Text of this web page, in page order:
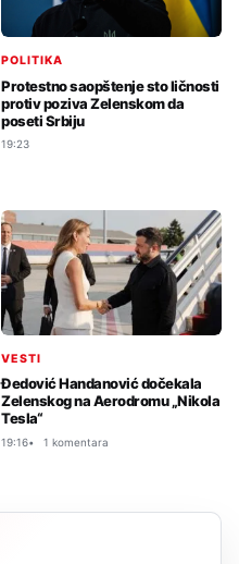
POLITIKA
Protestno saopštenje sto ličnosti
protiv poziva Zelenskom da
poseti Srbiju
19:23
VESTI
Đedović Handanović dočekala
Zelenskog na Aerodromu „Nikola
Tesla“
19:16 1 komentara